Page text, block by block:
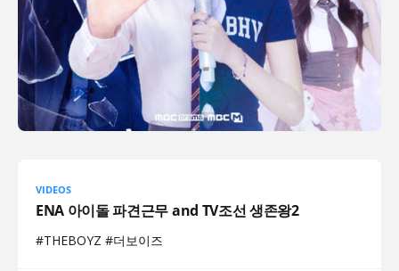
VIDEOS
ENA 아이돌 파견근무 and TV조선 생존왕2
#THEBOYZ #더보이즈